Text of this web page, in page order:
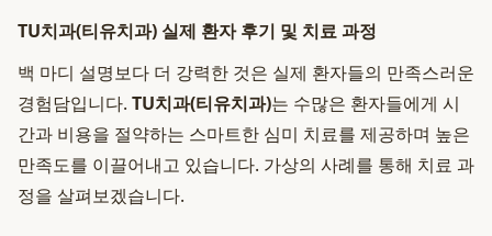
TU치과(티유치과) 실제 환자 후기 및 치료 과정
백 마디 설명보다 더 강력한 것은 실제 환자들의 만족스러운
경험담입니다. TU치과(티유치과)는 수많은 환자들에게 시
간과 비용을 절약하는 스마트한 심미 치료를 제공하며 높은
만족도를 이끌어내고 있습니다. 가상의 사례를 통해 치료 과
정을 살펴보겠습니다.